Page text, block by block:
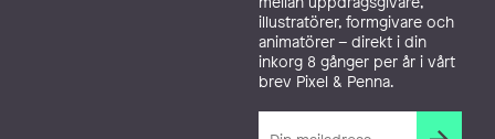
illustratörer, formgivare och
animatörer – direkt i din
inkorg 8 gånger per år i vårt
brev Pixel & Penna.